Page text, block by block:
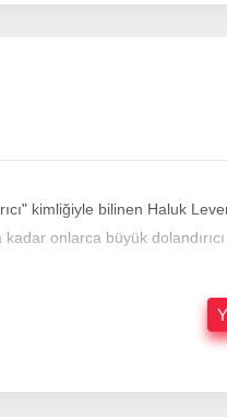
kimliğiyle bilinen Haluk
kadar onlarca büyük